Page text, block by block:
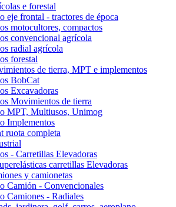
e forestal
eje frontal - tractores de época
motocultores, compactos
convencional agrícola
radial agrícola
forestal
de tierra, MPT e implementos
BobCat
Excavadoras
Movimientos de tierra
MPT, Multiusos, Unimog
Implementos
ruota completa
- Carretillas Elevadoras
carretillas Elevadoras
y camionetas
Camión - Convencionales
Camiones - Radiales